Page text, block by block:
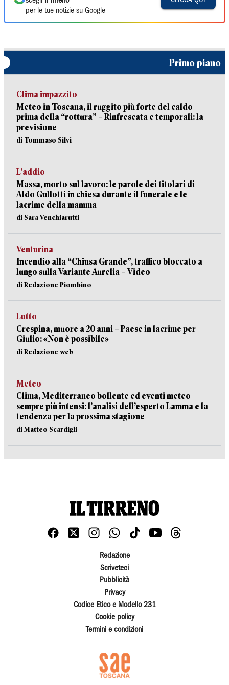
per le tue notizie su Google
Primo piano
Clima impazzito
Meteo in Toscana, il ruggito più forte del caldo
prima della “rottura” – Rinfrescata e temporali: la
previsione
di Tommaso Silvi
L’addio
Massa, morto sul lavoro: le parole dei titolari di
Aldo Gullotti in chiesa durante il funerale e le
lacrime della mamma
di Sara Venchiarutti
Venturina
Incendio alla “Chiusa Grande”, traffico bloccato a
lungo sulla Variante Aurelia – Video
di Redazione Piombino
Lutto
Crespina, muore a 20 anni – Paese in lacrime per
Giulio: «Non è possibile»
di Redazione web
Meteo
Clima, Mediterraneo bollente ed eventi meteo
sempre più intensi: l’analisi dell’esperto Lamma e la
tendenza per la prossima stagione
di Matteo Scardigli
Redazione
Scriveteci
Pubblicità
Privacy
Codice Etico e Modello 231
Cookie policy
Termini e condizioni